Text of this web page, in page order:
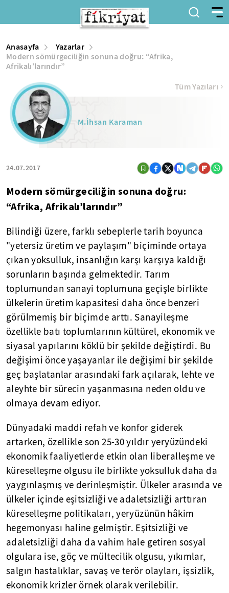
Anasayfa
Yazarlar
Modern sömürgeciliğin sonuna doğru: “Afrika,
Afrikalı’larındır”
M.İhsan Karaman
24.07.2017
Tüm Yazıları
Modern sömürgeciliğin sonuna doğru:
“Afrika, Afrikalı’larındır”
Bilindiği üzere, farklı sebeplerle tarih boyunca
"yetersiz üretim ve paylaşım" biçiminde ortaya
çıkan yoksulluk, insanlığın karşı karşıya kaldığı
sorunların başında gelmektedir. Tarım
toplumundan sanayi toplumuna geçişle birlikte
ülkelerin üretim kapasitesi daha önce benzeri
görülmemiş bir biçimde arttı. Sanayileşme
özellikle batı toplumlarının kültürel, ekonomik ve
siyasal yapılarını köklü bir şekilde değiştirdi. Bu
değişimi önce yaşayanlar ile değişimi bir şekilde
geç başlatanlar arasındaki fark açılarak, lehte ve
aleyhte bir sürecin yaşanmasına neden oldu ve
olmaya devam ediyor.
Dünyadaki maddi refah ve konfor giderek
artarken, özellikle son 25-30 yıldır yeryüzündeki
ekonomik faaliyetlerde etkin olan liberalleşme ve
küreselleşme olgusu ile birlikte yoksulluk daha da
yaygınlaşmış ve derinleşmiştir. Ülkeler arasında ve
ülkeler içinde eşitsizliği ve adaletsizliği arttıran
küreselleşme politikaları, yeryüzünün hâkim
hegemonyası haline gelmiştir. Eşitsizliği ve
adaletsizliği daha da vahim hale getiren sosyal
olgulara ise, göç ve mültecilik olgusu, yıkımlar,
salgın hastalıklar, savaş ve terör olayları, işsizlik,
ekonomik krizler örnek olarak verilebilir.